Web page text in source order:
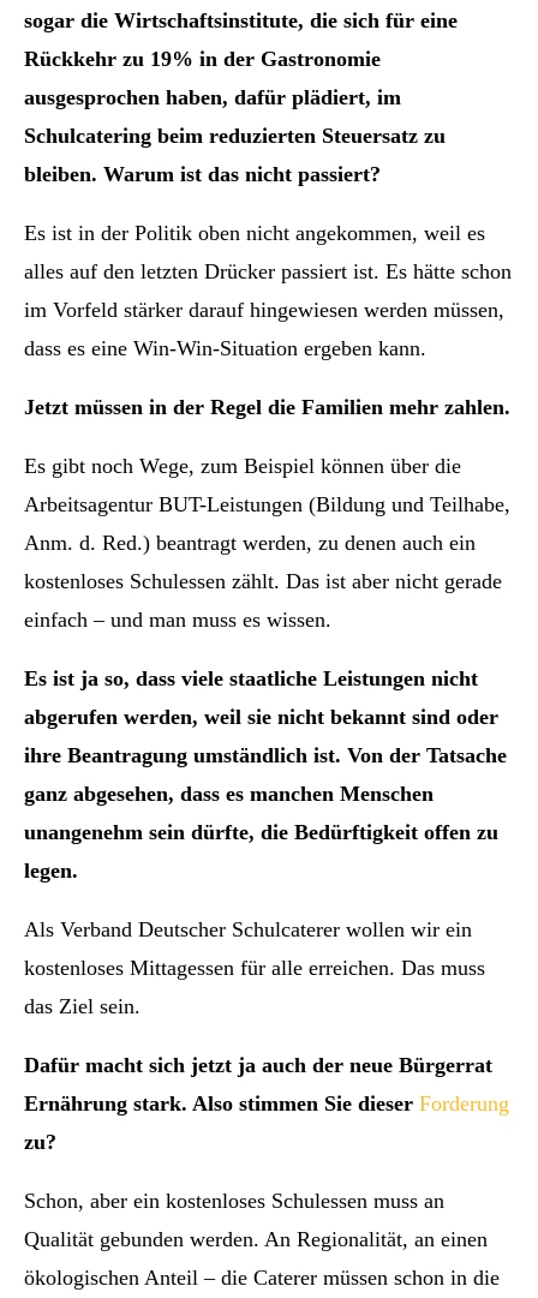
sogar die Wirtschaftsinstitute, die sich für eine
Rückkehr zu 19% in der Gastronomie
ausgesprochen haben, dafür plädiert, im
Schulcatering beim reduzierten Steuersatz zu
bleiben. Warum ist das nicht passiert?
Es ist in der Politik oben nicht angekommen, weil es
alles auf den letzten Drücker passiert ist. Es hätte schon
im Vorfeld stärker darauf hingewiesen werden müssen,
dass es eine Win-Win-Situation ergeben kann.
Jetzt müssen in der Regel die Familien mehr zahlen.
Es gibt noch Wege, zum Beispiel können über die
Arbeitsagentur BUT-Leistungen (Bildung und Teilhabe,
Anm. d. Red.) beantragt werden, zu denen auch ein
kostenloses Schulessen zählt. Das ist aber nicht gerade
einfach – und man muss es wissen.
Es ist ja so, dass viele staatliche Leistungen nicht
abgerufen werden, weil sie nicht bekannt sind oder
ihre Beantragung umständlich ist. Von der Tatsache
ganz abgesehen, dass es manchen Menschen
unangenehm sein dürfte, die Bedürftigkeit offen zu
legen.
Als Verband Deutscher Schulcaterer wollen wir ein
kostenloses Mittagessen für alle erreichen. Das muss
das Ziel sein.
Dafür macht sich jetzt ja auch der neue Bürgerrat
Ernährung stark. Also stimmen Sie dieser Forderung
zu?
Schon, aber ein kostenloses Schulessen muss an
Qualität gebunden werden. An Regionalität, an einen
ökologischen Anteil – die Caterer müssen schon in die